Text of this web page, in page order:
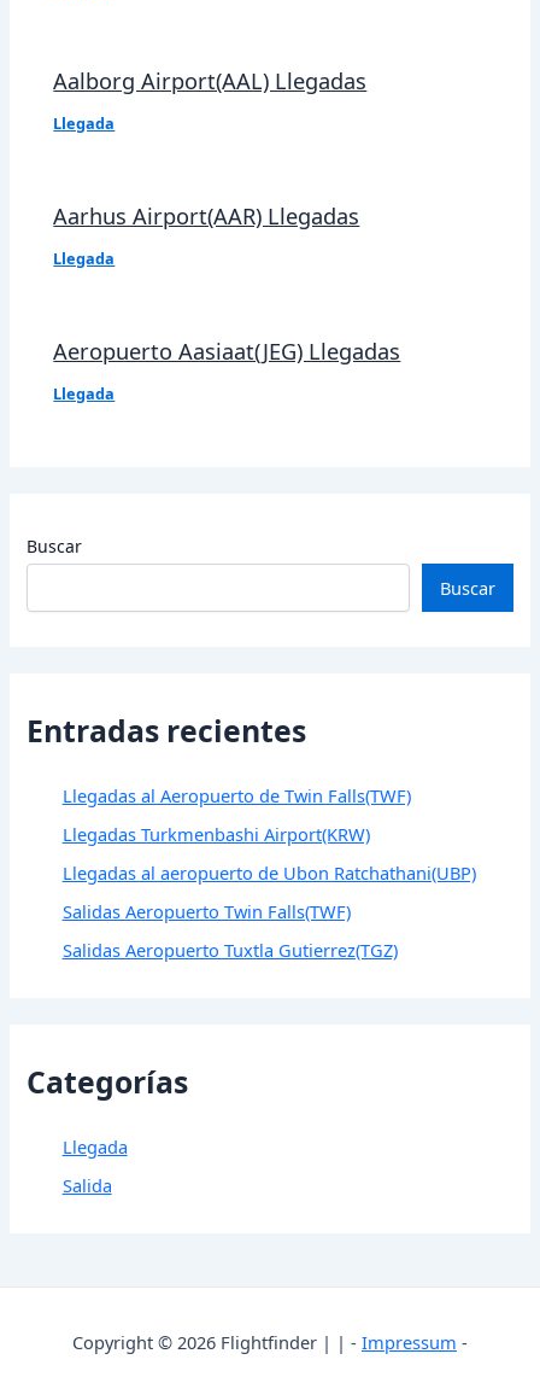
Aalborg Airport(AAL) Llegadas
Llegada
Aarhus Airport(AAR) Llegadas
Llegada
Aeropuerto Aasiaat(JEG) Llegadas
Llegada
Buscar
Buscar
Entradas recientes
Llegadas al Aeropuerto de Twin Falls(TWF)
Llegadas Turkmenbashi Airport(KRW)
Llegadas al aeropuerto de Ubon Ratchathani(UBP)
Salidas Aeropuerto Twin Falls(TWF)
Salidas Aeropuerto Tuxtla Gutierrez(TGZ)
Categorías
Llegada
Salida
Copyright © 2026 Flightfinder | | - Impressum -